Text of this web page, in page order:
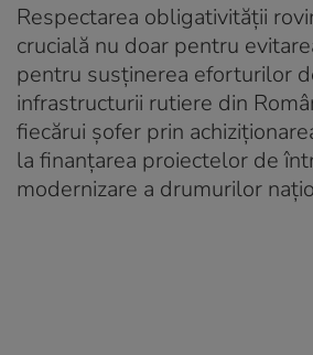
Respectarea obligativității
crucială nu doar pentru
pentru susținerea eforturilor
infrastructurii rutiere din
fiecărui șofer prin
la finanțarea proiectelor de
modernizare a drumurilor